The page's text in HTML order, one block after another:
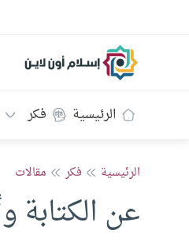
إسلام أون لاين
الرئيسية فكر
الرئيسية فكر مقالات
عن الكتابة